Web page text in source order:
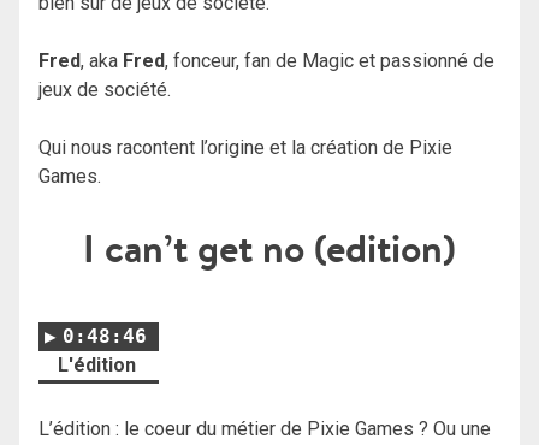
Fred, aka Fred, fonceur, fan de Magic et passionné de
jeux de société.
Qui nous racontent l’origine et la création de Pixie
Games.
I can’t get no (edition)
0:48:46
L'édition
L’édition : le coeur du métier de Pixie Games ? Ou une